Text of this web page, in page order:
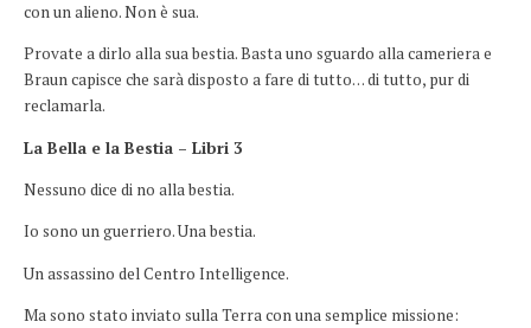
con un alieno. Non è sua.
Provate a dirlo alla sua bestia. Basta uno sguardo alla cameriera e
Braun capisce che sarà disposto a fare di tutto… di tutto, pur di
reclamarla.
La Bella e la Bestia – Libri 3
Nessuno dice di no alla bestia.
Io sono un guerriero. Una bestia.
Un assassino del Centro Intelligence.
Ma sono stato inviato sulla Terra con una semplice missione: